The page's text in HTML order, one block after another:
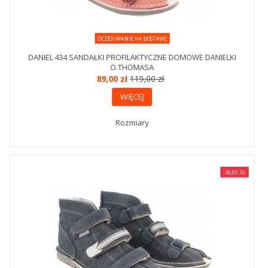
OCZEKIWANIE NA DOSTAWĘ
DANIEL 434 SANDAŁKI PROFILAKTYCZNE DOMOWE DANIELKI
O.THOMASA
89,00 zł119,00 zł
WIĘCEJ
Rozmiary
-30,00 ZŁ